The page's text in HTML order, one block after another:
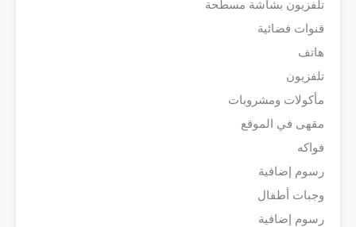
تلفزيون بشاشة مسطحة
قنوات فضائية
هاتف
تلفزيون
مأكولات ومشروبات
مقهى في الموقع
فواكه
رسوم إضافية
وجبات أطفال
رسوم إضافية